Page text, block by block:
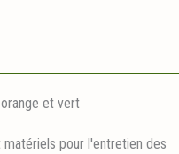
pour l'entretien des